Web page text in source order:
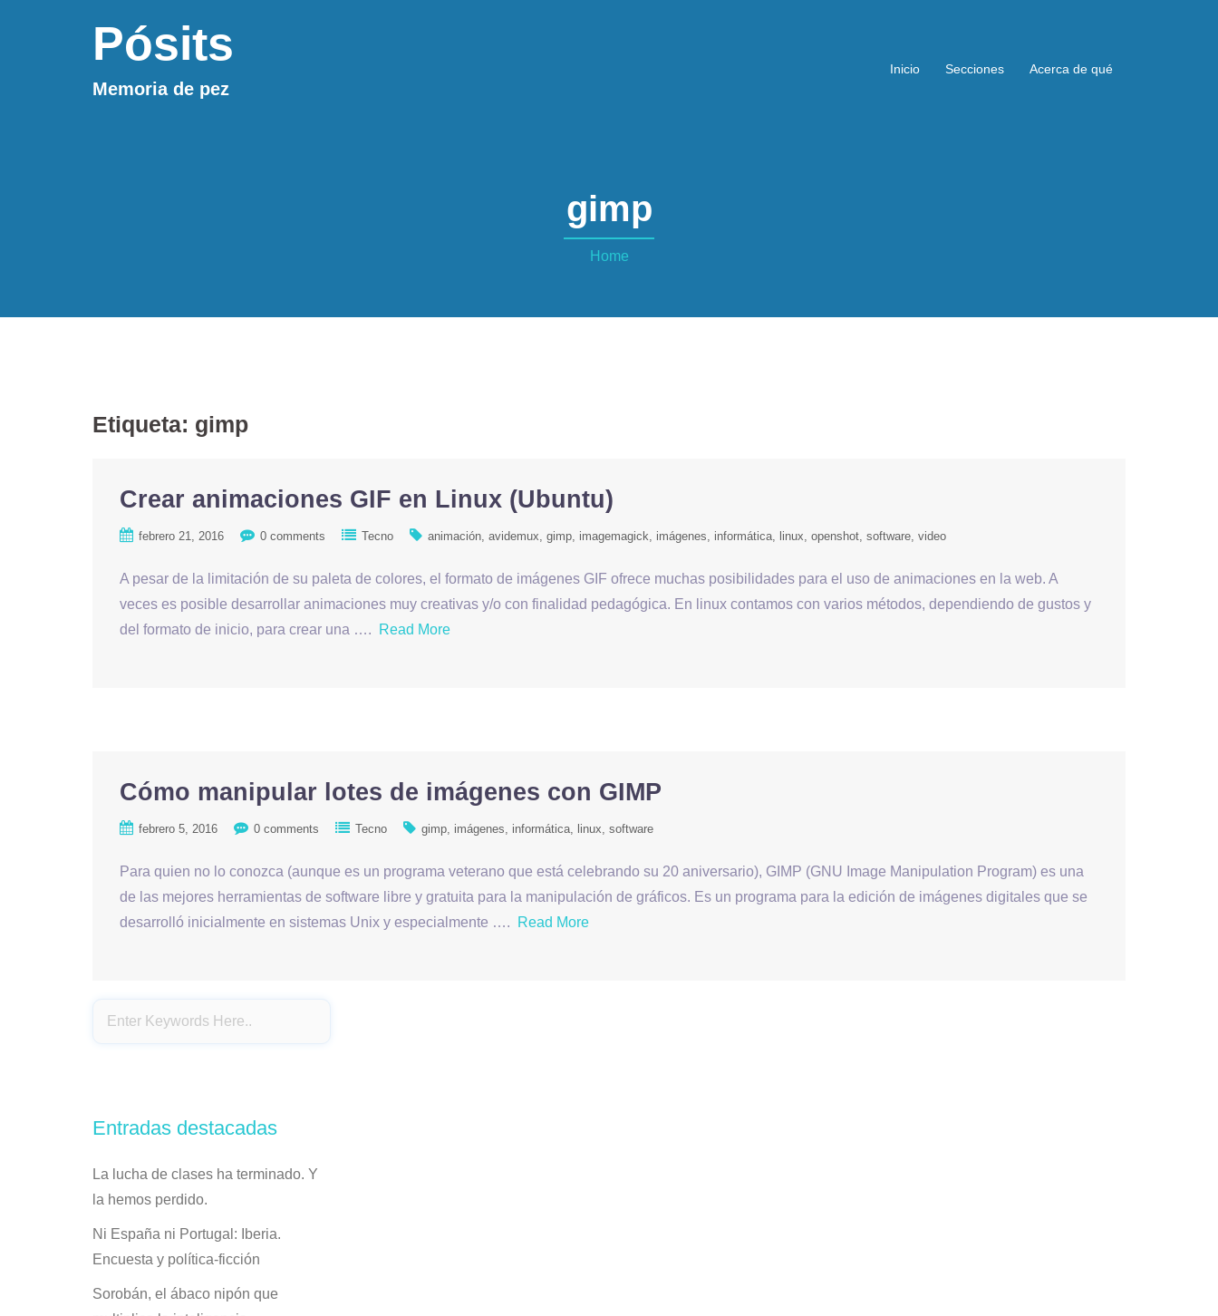
Pósits
Memoria de pez
Inicio Secciones Acerca de qué
gimp
Home
Etiqueta: gimp
Crear animaciones GIF en Linux (Ubuntu)
febrero 21, 2016 0 comments Tecno animación avidemux gimp imagemagick imágenes informática linux openshot software video
A pesar de la limitación de su paleta de colores, el formato de imágenes GIF ofrece muchas posibilidades para el uso de animaciones en la web. A
veces es posible desarrollar animaciones muy creativas y/o con finalidad pedagógica. En linux contamos con varios métodos, dependiendo de gustos y
del formato de inicio, para crear una ….
Read More
Cómo manipular lotes de imágenes con GIMP
febrero 5, 2016 0 comments Tecno gimp imágenes informática linux software
Para quien no lo conozca (aunque es un programa veterano que está celebrando su 20 aniversario), GIMP (GNU Image Manipulation Program) es una
de las mejores herramientas de software libre y gratuita para la manipulación de gráficos. Es un programa para la edición de imágenes digitales que se
desarrolló inicialmente en sistemas Unix y especialmente ….
Read More
Entradas destacadas
La lucha de clases ha terminado. Y
la hemos perdido.
Ni España ni Portugal: Iberia.
Encuesta y política-ficción
Sorobán, el ábaco nipón que